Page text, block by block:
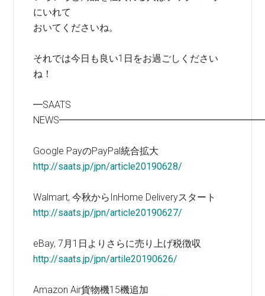
にいれて
おいてくださいね。
それでは今日も良い1日をお過ごしください
ね！
━SAATS
Google PayのPayPal統合拡大
http://saats.jp/jpn/article20190628/
Walmart, 今秋からInHome Deliveryスタート
http://saats.jp/jpn/article20190627/
eBay, 7月1日よりさらに売り上げ税徴収
http://saats.jp/jpn/artile20190626/
Amazon Air貨物機15機追加